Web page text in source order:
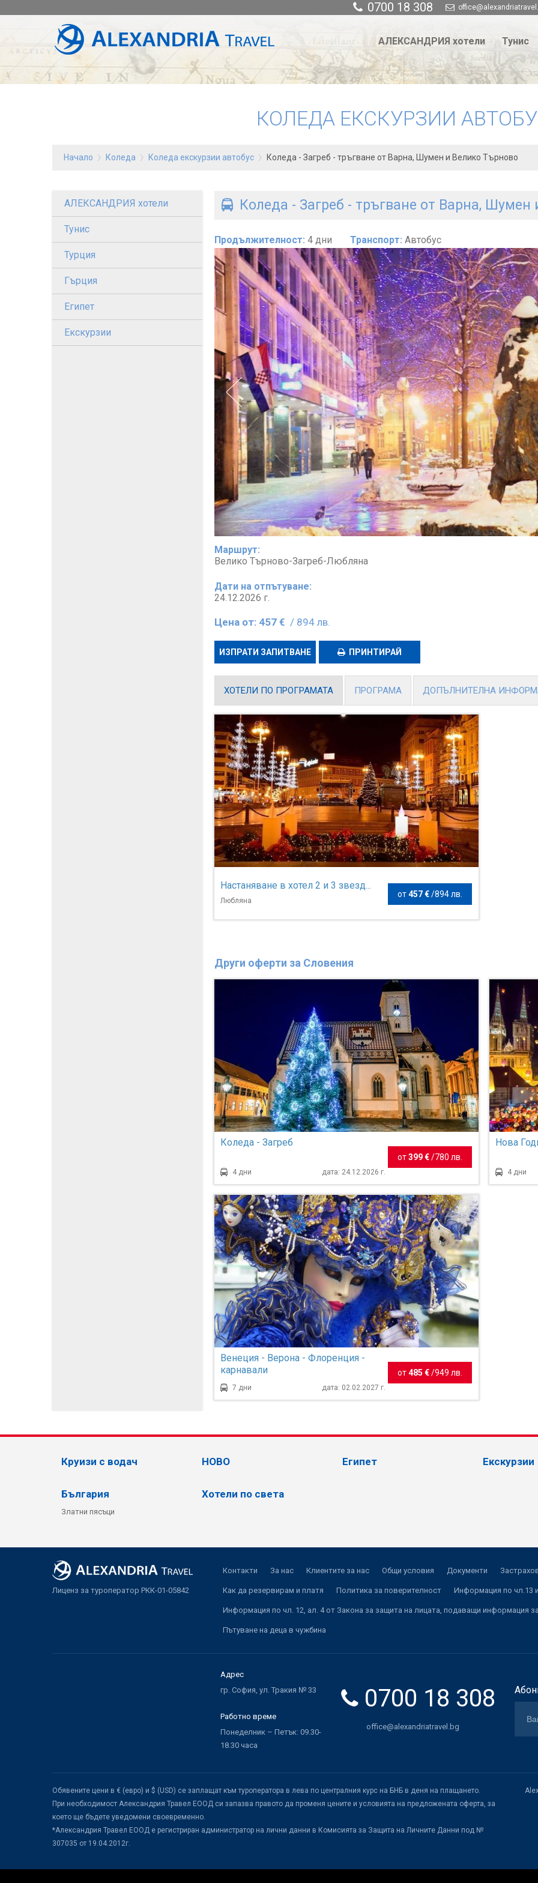
0700 18 308
АЛЕКСАНДРИЯ хотели Тунис
КОЛЕДА ЕКСКУРЗИИ
Начало Коледа Коледа екскурзии автобус Коледа - Загреб - тръгване от Варна, Шумен и Велико Търново
АЛЕКСАНДРИЯ хотели
Тунис
Турция
Гърция
Египет
Екскурзии
Коледа - Загреб - тръгване от Варна,
Продължителност: 4 дни Транспорт: Автобус
Маршрут:
Велико Търново-Загреб-Любляна
Дати на отпътуване:
24.12.2026 г.
Цена от: 457 € / 894 лв.
ИЗПРАТИ ЗАПИТВАНЕ ПРИНТИРАЙ
ХОТЕЛИ ПО ПРОГРАМАТА ПРОГРАМА ДОПЪЛНИТЕЛНА
Настаняване в хотел 2 и 3 звезд...
Любляна
от457 € /894 лв.
Други оферти за Словения
Коледа - Загреб
4 дни дата: 24.12.2026 г.
от399 € / 780 лв.
Нова
4 дни
Венеция - Верона - Флоренция -
карнавали
7 дни дата: 02.02.2027 г.
от485 € /949 лв.
Круизи с водач НОВО Египет Екскурзии
България
Златни пясъци
Хотели по света
Лиценз за туроператор РКК-01-05842
Контакти За нас Клиентите за нас Общи условия Документи
Как да резервирам и платя Политика за поверителност Информация по чл.13
Информация по чл. 12, ал. 4 от Закона за защита на лицата, подаващи информация
Пътуване на деца в чужбина
Адрес
гр. София, ул. Тракия № 33
Работно време
Понеделник – Петък: 09.30-
18.30 часа
0700 18 308
office@alexandriatravel.bg
Обявените цени в € (евро) и $ (USD) се заплащат към туроператора в лева по централния курс на БНБ в деня на плащането.
При необходимост Александрия Травел ЕООД си запазва правото да променя цените и условията на предложената оферта, за
което ще бъдете уведомени своевременно.
*Александрия Травел ЕООД е регистриран администратор на лични данни в Комисията за Защита на Личните Данни под №
307035 от 19.04.2012г.